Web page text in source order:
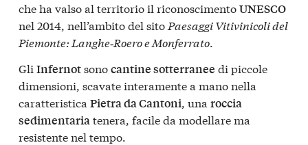
che ha valso al territorio il riconoscimentoUNESCO
nel 2014, nell’ambito del sito Paesaggi Vitivinicoli del
Piemonte: Langhe‑Roero e Monferrato.
Gli Infernotsonocantine sotterranee di piccole
dimensioni, scavate interamente a mano nella
caratteristica Pietra da Cantoni , una roccia
sedimentaria tenera, facile da modellare ma
resistente nel tempo.